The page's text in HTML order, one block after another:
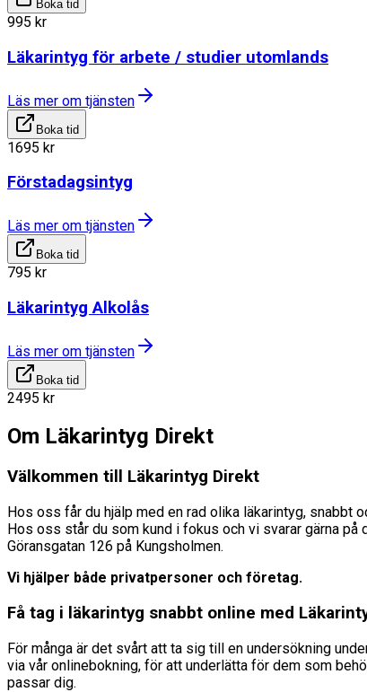
Boka tid
995 kr
Läkarintyg för arbete / studier utomlands
Läs mer om tjänsten
Boka tid
1695 kr
Förstadagsintyg
Läs mer om tjänsten
Boka tid
795 kr
Läkarintyg Alkolås
Läs mer om tjänsten
Boka tid
2495 kr
Om Läkarintyg Direkt
Välkommen till Läkarintyg Direkt
Hos oss får du hjälp med en rad olika läkarintyg, snabbt
Hos oss står du som kund i fokus och vi svarar gärna på
Göransgatan 126 på Kungsholmen.
Vi hjälper både privatpersoner och företag.
Få tag i läkarintyg snabbt online med
För många är det svårt att ta sig till en undersökning
via vår onlinebokning, för att underlätta för dem som
passar dig.